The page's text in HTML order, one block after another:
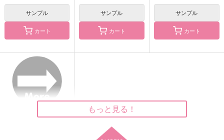
機械じかけのマテリア
暗夜光路
600円（税込）
セフィロス×クラウド
サンプル
作品詳細
とある本丸のひと休み
作品詳細
your side johnny
CROMATICO
629円（税込）
作品詳細
サンプル
カート
サンプル
カート
サンプル
カート
もっと見る！